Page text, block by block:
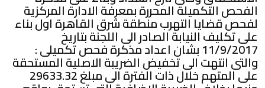
الفحص التكميلة المحررة بمعرفة الادارة المركزية
لفحص قضايا التهرب منطقة شرق القاهرة اول بناء
على تكليف النيابة الصادر الى اللجنة بتاريخ
11/9/2017 بشان اعداد مذكرة فحص تكميلى :
والتى انتهت الى تخفيض الضريبة الاصلية المستحقة
على المتهم خلال ذات الفترة الى مبلغ 29633.32